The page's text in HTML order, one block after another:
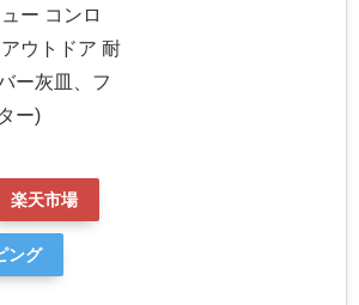
ー コンロ
ウトドア 耐
ー灰皿、フ
ー)
楽天市場
ング